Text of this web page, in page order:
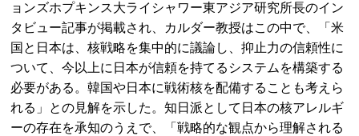
ョンズホプキンス大ライシャワー東アジア研究所長のイン
タビュー記事が掲載され、カルダー教授はこの中で、「米
国と日本は、核戦略を集中的に議論し、抑止力の信頼性に
ついて、今以上に日本が信頼を持てるシステムを構築する
必要がある。韓国や日本に戦術核を配備することも考えら
れる」との見解を示した。知日派として日本の核アレルギ
ーの存在を承知のうえで、「戦略的な観点から理解される